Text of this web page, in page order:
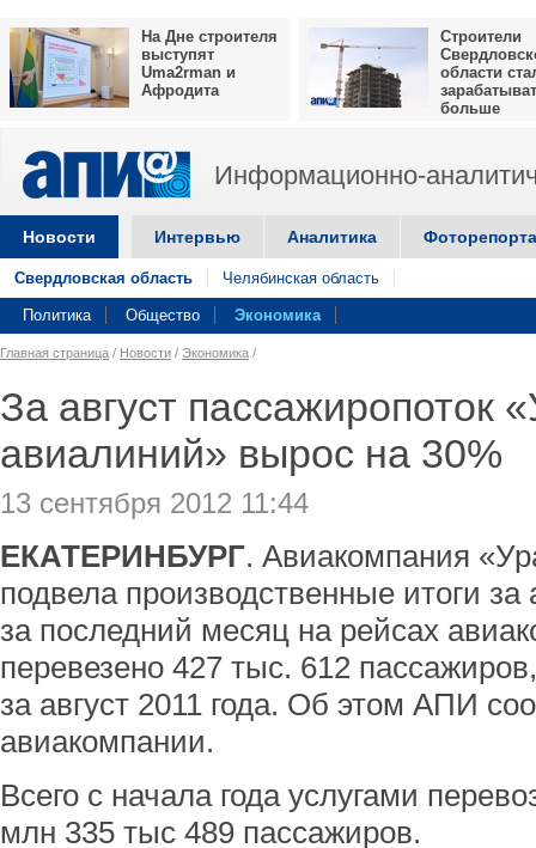
На Дне строителя
выступят
Uma2rman и
Афродита
Строители
области
больше
Информационно-
Новости Интервью Аналитика
Свердловская область Челябинская область
Политика Общество Экономика
Главная страница / Новости / Экономика /
За август пассажиропоток
авиалиний» вырос на 30%
13 сентября 2012 11:44
ЕКАТЕРИНБУРГ. Авиакомпания
подвела производственные итоги за
за последний месяц на рейсах
перевезено 427 тыс. 612
за август 2011 года. Об этом АПИ
авиакомпании.
Всего с начала года услугами
млн 335 тыс 489 пассажиров.